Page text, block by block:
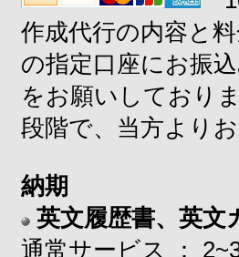
作成代行の内容と
の指定口座にお振
をお願いしており
段階で、当方より
納期
英文履歴書、英文
通常サービス ：